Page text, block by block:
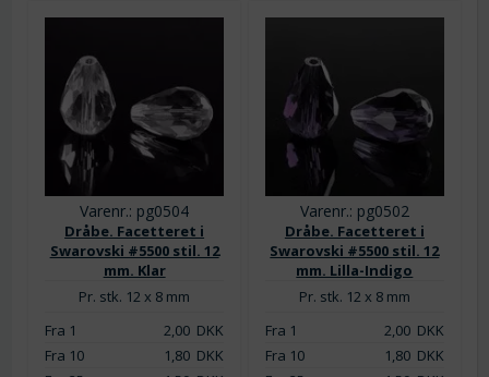
Varenr.: pg0504
Dråbe. Facetteret i
Swarovski #5500 stil. 12
mm. Klar
Pr. stk. 12 x 8 mm
Fra 1
2,00DKK
Fra 10
1,80DKK
Varenr.: pg0502
Dråbe. Facetteret i
Swarovski #5500 stil. 12
mm. Lilla-Indigo
Pr. stk. 12 x 8 mm
Fra 1
2,00DKK
Fra 10
1,80DKK